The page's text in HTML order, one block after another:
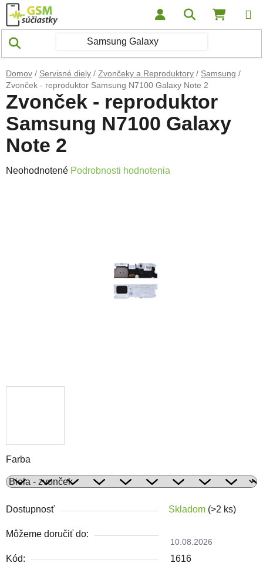
Prejsť na obsah Hľadať
Domov / Servisné diely / Zvončeky a Reproduktory / Samsung /
Zvonček - reproduktor Samsung N7100 Galaxy Note 2
Farba
Dostupnosť Skladom (>2 ks)
Môžeme doručiť do:
10.08.2026
Kód: 1616
Zvonček - reproduktor
Samsung N7100 Galaxy
Note 2
Priemerné hodnotenie produktu je 0,0 z 5 hviezdičiek.
Neohodnotené Podrobnosti hodnotenia